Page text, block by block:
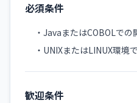
必須条件
・JavaまたはCOBOLで
・UNIXまたはLINUX環境
歓迎条件